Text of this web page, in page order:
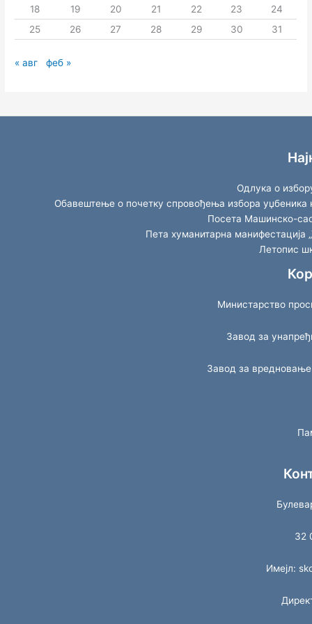
18 19 20 21 22 23
24
25
26 27 28 29 30 31
« авг феб »
Одлука о
Обавештење о почетку спровођења избора уџбеника
Посета Машинско-
Пета хуманитарна манифестација
Летопис
Министарство
Завод за
Завод за
32
Имејл: